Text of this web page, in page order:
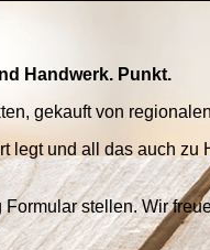
Handwerk. Punkt.
gekauft von
legt und all das auch
stellen. Wir